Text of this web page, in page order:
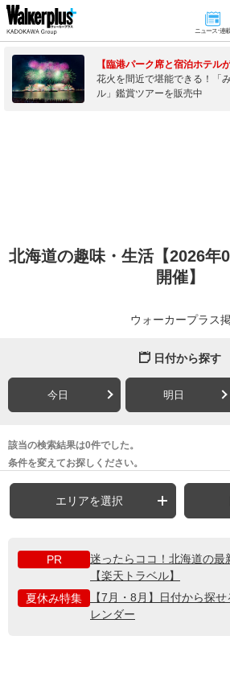
ニュース･連載
【臨港パーク席と宿泊ホテル
花火を間近で堪能できる！「
ル」鑑賞ツアーを販売中
北海道の趣味・生活【2026年
開催】
ウォーカープラス
日付から探す
今日 明日
該当の検索結果は0件でした。
条件を変えてお探しください。
エリアを選択
PR
迷ったらココ！北海道の最
【楽天トラベル】
夏休み特集
【7月・8月】日付から探
レンダー